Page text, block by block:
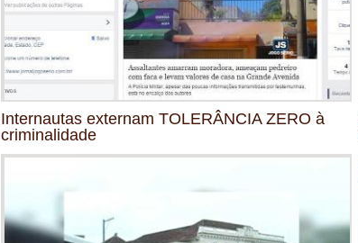
Internautas externam TOLERÂNCIA ZERO à
criminalidade